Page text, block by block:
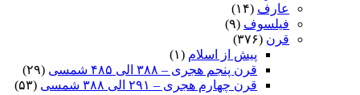
عارف (۱۴)
فیلسوف (۹)
قرن (۳۷۶)
پیش از اسلام (۱)
قرن پنجم هجری – ۳۸۸ الی ۴۸۵ شمسی
(۲۹)
قرن چهارم هجری – ۲۹۱ الی ۳۸۸ شمسی
(۵۳)